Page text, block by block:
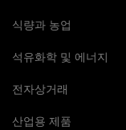
식량과 농업
석유화학 및 에너지
전자상거래
산업용 제품